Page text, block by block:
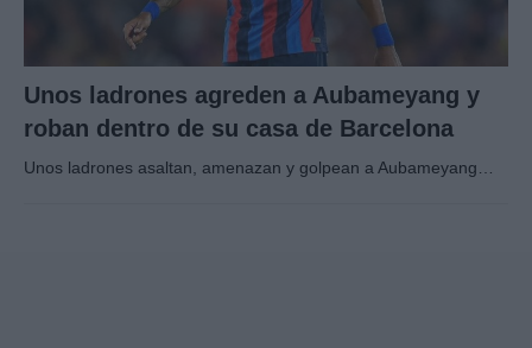
Unos ladrones agreden a Aubameyang y
roban dentro de su casa de Barcelona
Unos ladrones asaltan, amenazan y golpean a Aubameyang…